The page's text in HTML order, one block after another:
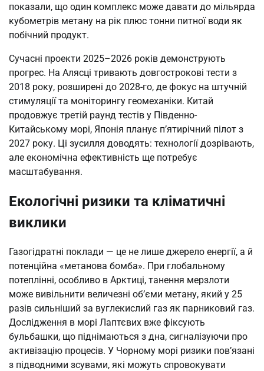
показали, що один комплекс може давати до мільярда
кубометрів метану на рік плюс тонни питної води як
побічний продукт.
Сучасні проекти 2025–2026 років демонструють
прогрес. На Алясці тривають довгострокові тести з
2018 року, розширені до 2028-го, де фокус на штучній
стимуляції та моніторингу геомеханіки. Китай
продовжує третій раунд тестів у Південно-
Китайському морі, Японія планує п’ятирічний пілот з
2027 року. Ці зусилля доводять: технології дозрівають,
але економічна ефективність ще потребує
масштабування.
Екологічні ризики та кліматичні
виклики
Газогідратні поклади — це не лише джерело енергії, а й
потенційна «метанова бомба». При глобальному
потеплінні, особливо в Арктиці, танення мерзлоти
може вивільнити величезні об’єми метану, який у 25
разів сильніший за вуглекислий газ як парниковий газ.
Дослідження в морі Лаптєвих вже фіксують
бульбашки, що піднімаються з дна, сигналізуючи про
активізацію процесів. У Чорному морі ризики пов’язані
з підводними зсувами, які можуть спровокувати